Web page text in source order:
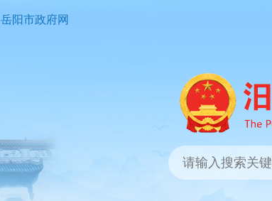
岳阳市政府网